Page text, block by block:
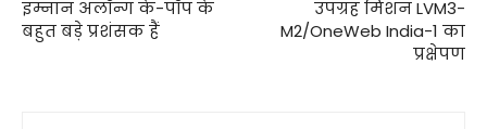
इम्नान अलॉन्ग के-पॉप के
बहुत बड़े प्रशंसक हैं
उपग्रह मिशन LVM3-
M2/OneWeb India-1 का
प्रक्षेपण